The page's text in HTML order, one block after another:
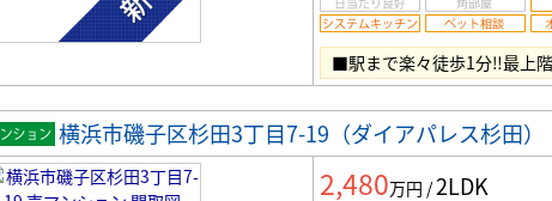
■駅まで楽々徒歩1分‼最上
ンシ
横浜市磯子区杉田3丁目7-19（ダイアパレス杉田）
2,480万円 / 2LDK